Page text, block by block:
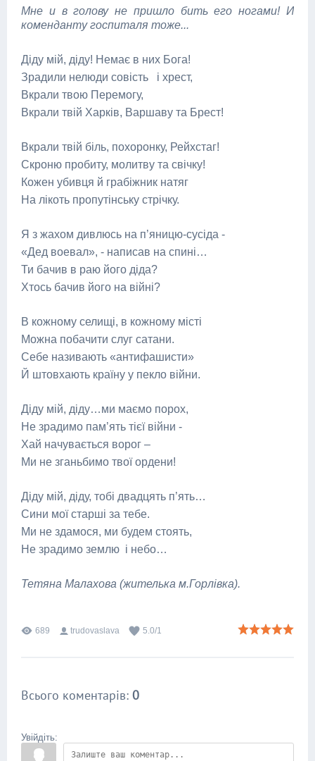
Мне и в голову не пришло бить его ногами! И
коменданту госпиталя тоже...
Діду мій, діду! Немає в них Бога!
Зрадили нелюди совість і хрест,
Вкрали твою Перемогу,
Вкрали твій Харків, Варшаву та Брест!
Вкрали твій біль, похоронку, Рейхстаг!
Скроню пробиту, молитву та свічку!
Кожен убивця й грабіжник натяг
На лікоть пропутінську стрічку.
Я з жахом дивлюсь на п’яницю-сусіда -
«Дед воевал», - написав на спині…
Ти бачив в раю його діда?
Хтось бачив його на війні?
В кожному селищі, в кожному місті
Можна побачити слуг сатани.
Себе називають «антифашисти»
Й штовхають країну у пекло війни.
Діду мій, діду…ми маємо порох,
Не зрадимо пам’ять тієї війни -
Хай начувається ворог –
Ми не зганьбимо твої ордени!
Діду мій, діду, тобі двадцять п’ять…
Сини мої старші за тебе.
Ми не здамося, ми будем стоять,
Не зрадимо землю і небо…
Тетяна Малахова (жителька м.Горлівка).
689 trudovaslava 5.0/1
Всього коментарів: 0
Увійдіть: